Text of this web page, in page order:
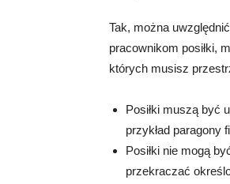
Tak, można
pracownikom posiłki,
których musisz
Posiłki muszą być
przykład paragony
Posiłki nie mogą
przekraczać